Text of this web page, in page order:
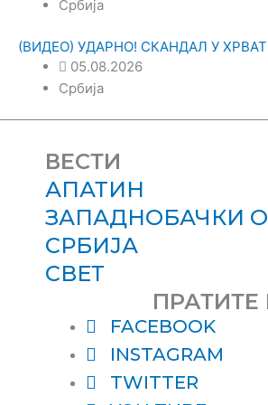
Србија
(ВИДЕО) УДАРНО! СКАНДАЛ У
05.08.2026
Србија
ВЕСТИ
АПАТИН
ЗАПАДНОБАЧКИ
СРБИЈА
СВЕТ
ПРАТИТЕ
FACEBOOK
INSTAGRAM
TWITTER